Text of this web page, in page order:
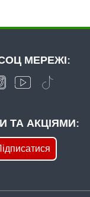
ТА АКЦІЯМИ:
МЕРЕЖІ: